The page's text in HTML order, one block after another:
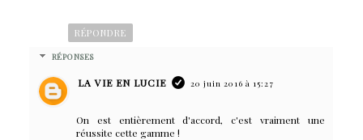
RÉPONDRE
RÉPONSES
LA VIE EN LUCIE 20 juin 2016 à 15:27
On est entièrement d'accord, c'est vraiment une
réussite cette gamme !